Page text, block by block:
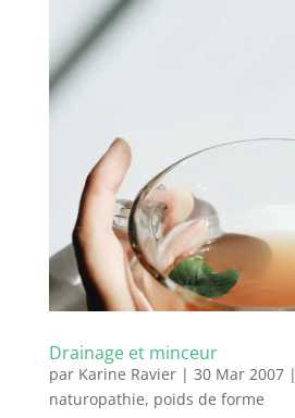
Drainage et minceur
par Karine Ravier| 30 Mar 2007|
naturopathie, poids de forme